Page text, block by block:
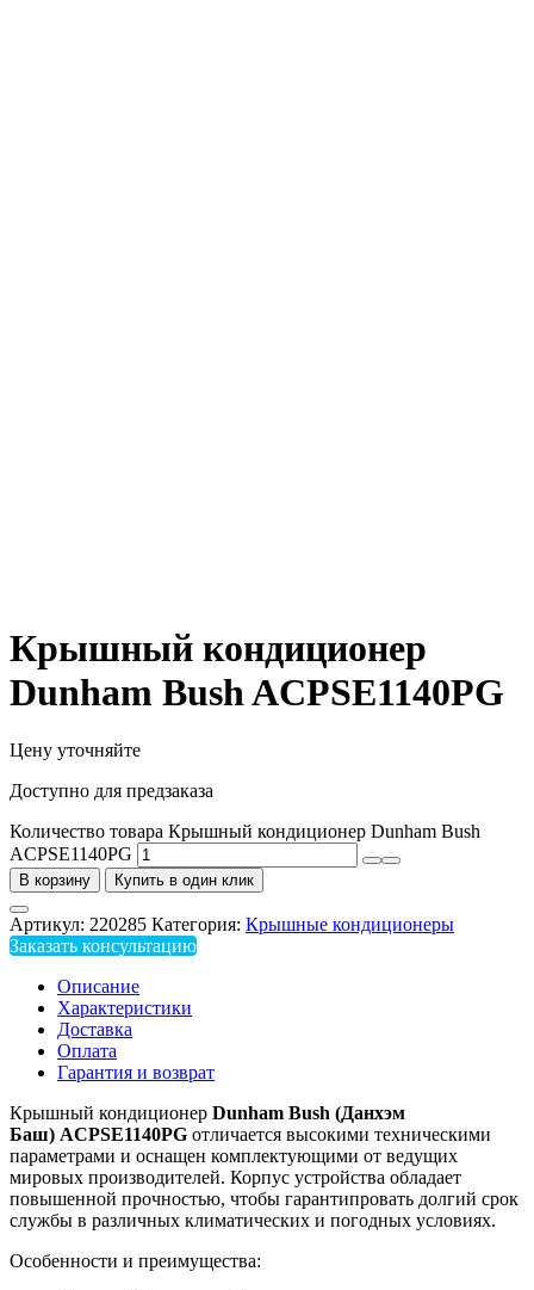
Крышный кондиционер
Dunham Bush ACPSE1140PG
Цену уточняйте
Доступно для предзаказа
Количество товара Крышный кондиционер Dunham Bush
ACPSE1140PG
В корзину Купить в один клик
Артикул: 220285 Категория: Крышные кондиционеры
Заказать консультацию
Описание
Характеристики
Доставка
Оплата
Гарантия и возврат
Крышный кондиционер Dunham Bush (Данхэм
Баш) ACPSE1140PG отличается высокими техническими
параметрами и оснащен комплектующими от ведущих
мировых производителей. Корпус устройства обладает
повышенной прочностью, чтобы гарантипровать долгий срок
службы в различных климатических и погодных условиях.
Особенности и преимущества: